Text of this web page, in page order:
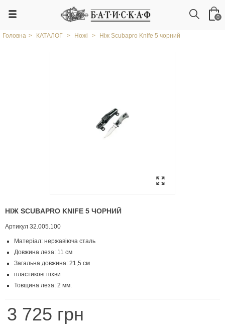
0
Головна > КАТАЛОГ > Ножі > Ніж Scubapro Knife 5 чорний
НІЖ SCUBAPRO KNIFE 5 ЧОРНИЙ
Артикул 32.005.100
Матеріал: нержавіюча сталь
Довжина леза: 11 см
Загальна довжина: 21,5 см
пластикові піхви
Товщина леза: 2 мм.
3 725 грн